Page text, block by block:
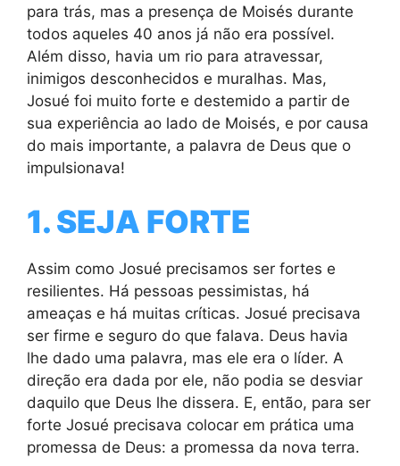
para trás, mas a presença de Moisés durante
todos aqueles 40 anos já não era possível.
Além disso, havia um rio para atravessar,
inimigos desconhecidos e muralhas. Mas,
Josué foi muito forte e destemido a partir de
sua experiência ao lado de Moisés, e por causa
do mais importante, a palavra de Deus que o
impulsionava!
1. SEJA FORTE
Assim como Josué precisamos ser fortes e
resilientes. Há pessoas pessimistas, há
ameaças e há muitas críticas. Josué precisava
ser firme e seguro do que falava. Deus havia
lhe dado uma palavra, mas ele era o líder. A
direção era dada por ele, não podia se desviar
daquilo que Deus lhe dissera. E, então, para ser
forte Josué precisava colocar em prática uma
promessa de Deus: a promessa da nova terra.